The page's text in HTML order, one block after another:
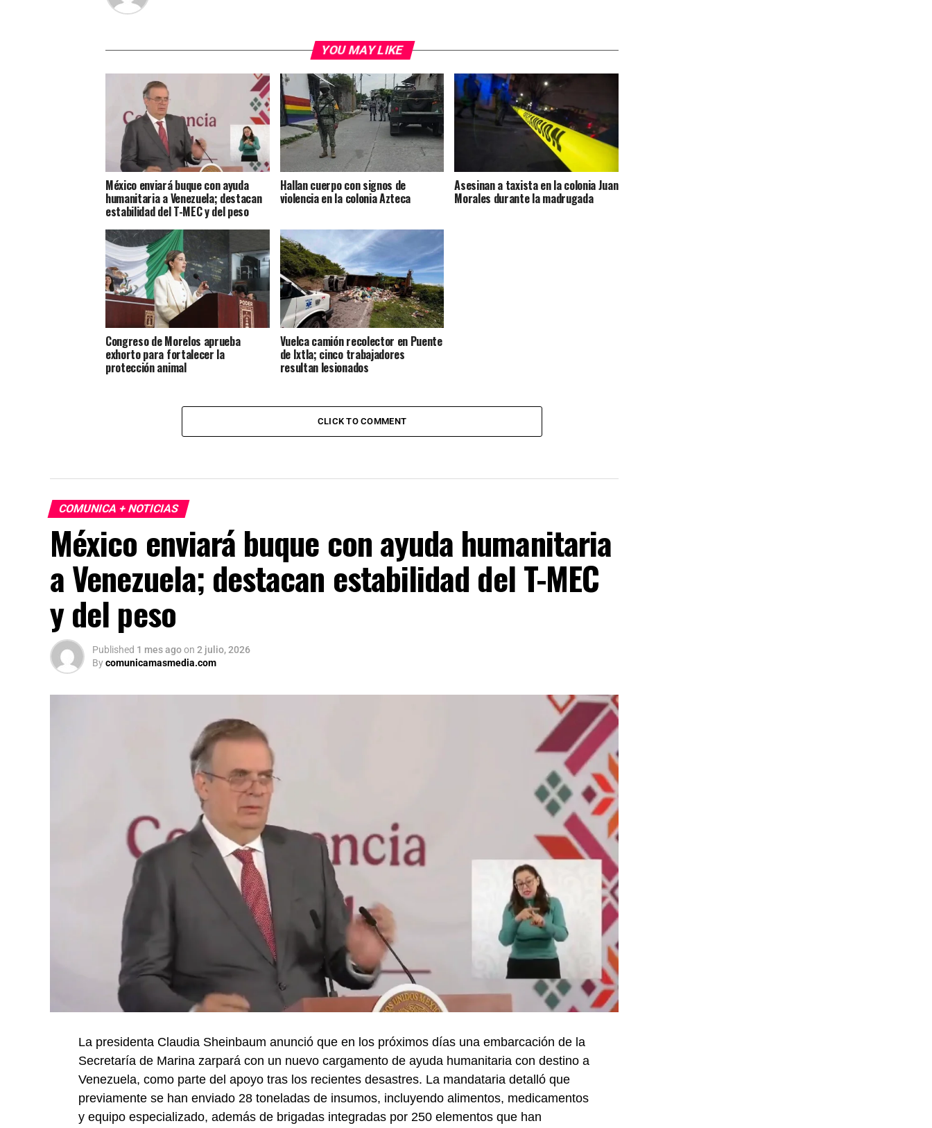
YOU MAY LIKE
México enviará buque con ayuda
humanitaria a Venezuela; destacan
estabilidad del T-MEC y del peso
Hallan cuerpo con signos de
violencia en la colonia Azteca
Asesinan a taxista en la colonia Juan
Morales durante la madrugada
Congreso de Morelos aprueba
exhorto para fortalecer la
protección animal
Vuelca camión recolector en Puente
de Ixtla; cinco trabajadores
resultan lesionados
CLICK TO COMMENT
COMUNICA + NOTICIAS
México enviará buque con ayuda humanitaria
a Venezuela; destacan estabilidad del T-MEC
y del peso
Published 1 mes agoon 2 julio, 2026
Bycomunicamasmedia.com
La presidenta Claudia Sheinbaum anunció que en los próximos días una embarcación de la
Secretaría de Marina zarpará con un nuevo cargamento de ayuda humanitaria con destino a
Venezuela, como parte del apoyo tras los recientes desastres. La mandataria detalló que
previamente se han enviado 28 toneladas de insumos, incluyendo alimentos, medicamentos
y equipo especializado, además de brigadas integradas por 250 elementos que han